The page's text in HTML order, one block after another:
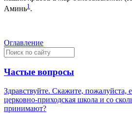
Аминь1 .
Оглавление
Частые вопросы
Здравствуйте. Скажите, пожалуйста,
церковно-приходская школа и со
принимают?